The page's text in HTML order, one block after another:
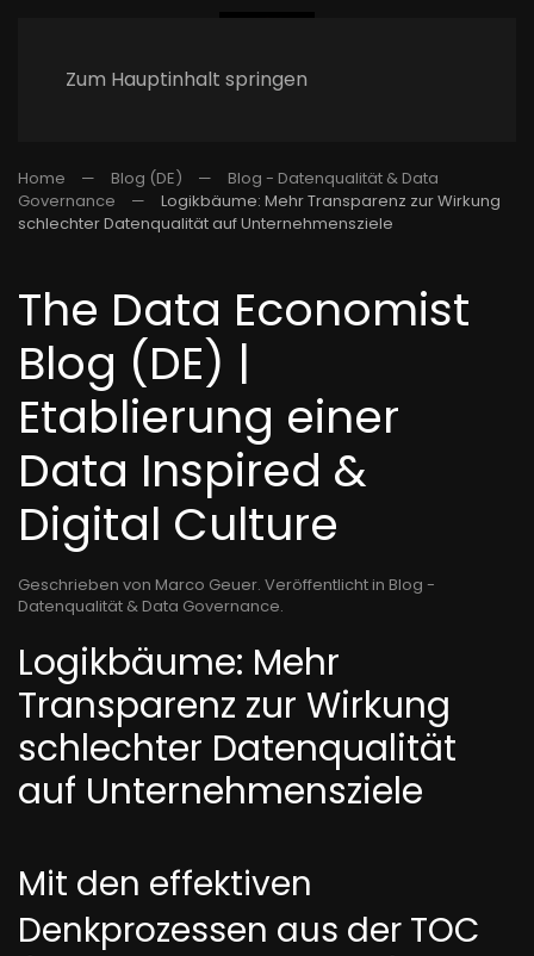
Zum Hauptinhalt springen
Home Blog (DE)
Blog - Datenqualität & Data
Governance
Logikbäume: Mehr Transparenz zur Wirkung
schlechter Datenqualität auf Unternehmensziele
The Data Economist
Blog (DE) |
Etablierung einer
Data Inspired &
Digital Culture
Geschrieben von Marco Geuer. Veröffentlicht in Blog -
Datenqualität & Data Governance.
Logikbäume: Mehr
Transparenz zur Wirkung
schlechter Datenqualität
auf Unternehmensziele
Mit den effektiven
Denkprozessen aus der TOC